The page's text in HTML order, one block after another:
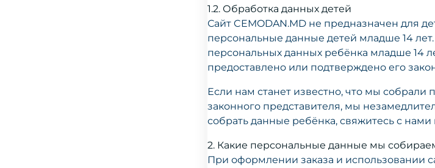
1.2. Обработка данных детей
Сайт CEMODAN.MD не предназначен для
персональные данные детей младше 14 лет.
персональных данных ребёнка младше 14
предоставлено или подтверждено его
Если нам станет известно, что мы
законного представителя, мы
собрать данные ребёнка, свяжитесь с
2. Какие персональные данные мы
При оформлении заказа и использовании